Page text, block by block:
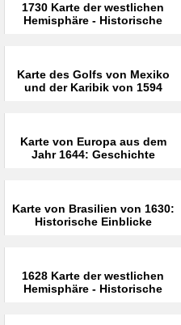
1730 Karte der westlichen
Hemisphäre - Historische
Karte des Golfs von Mexiko
und der Karibik von 1594
Karte von Europa aus dem
Jahr 1644: Geschichte
Karte von Brasilien von 1630:
Historische Einblicke
1628 Karte der westlichen
Hemisphäre - Historische